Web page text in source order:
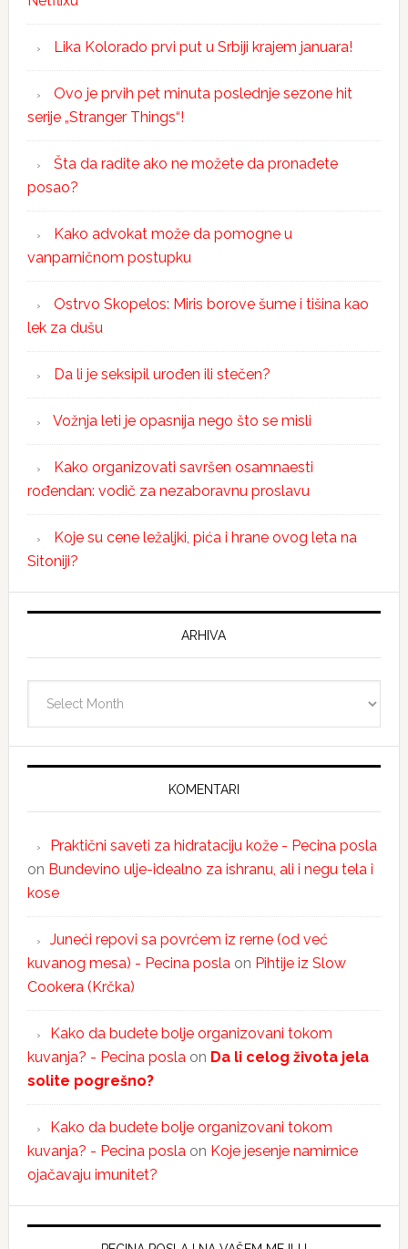
Lika Kolorado prvi put u Srbiji krajem januara!
Ovo je prvih pet minuta poslednje sezone hit
serije „Stranger Things“!
Šta da radite ako ne možete da pronađete
posao?
Kako advokat može da pomogne u
vanparničnom postupku
Ostrvo Skopelos: Miris borove šume i tišina kao
lek za dušu
Da li je seksipil urođen ili stečen?
Vožnja leti je opasnija nego što se misli
Kako organizovati savršen osamnaesti
rođendan: vodič za nezaboravnu proslavu
Koje su cene ležaljki, pića i hrane ovog leta na
Sitoniji?
ARHIVA
KOMENTARI
Praktični saveti za hidrataciju kože - Pecina posla
on Bundevino ulje-idealno za ishranu, ali i negu tela i
kose
Juneći repovi sa povrćem iz rerne (od već
kuvanog mesa) - Pecina poslaon Pihtije iz Slow
Cookera (Krčka)
Kako da budete bolje organizovani tokom
kuvanja? - Pecina poslaon Da li celog života jela
solite pogrešno?
Kako da budete bolje organizovani tokom
kuvanja? - Pecina poslaon Koje jesenje namirnice
ojačavaju imunitet?